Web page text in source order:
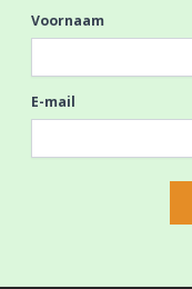
Voornaam
E-mail